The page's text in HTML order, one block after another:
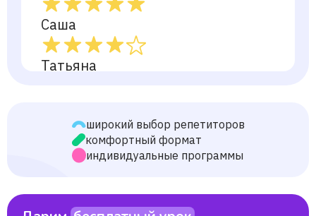
Саша
Татьяна
Дарья
широкий выбор репетиторов
комфортный формат
индивидуальные программы